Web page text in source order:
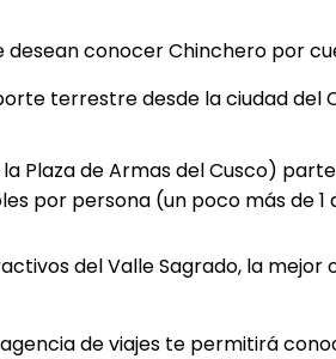
conocer Chinchero por
terrestre desde la ciudad del
Plaza de Armas del Cusco)
por persona (un poco más de 1
del Valle Sagrado, la mejor
de viajes te permitirá